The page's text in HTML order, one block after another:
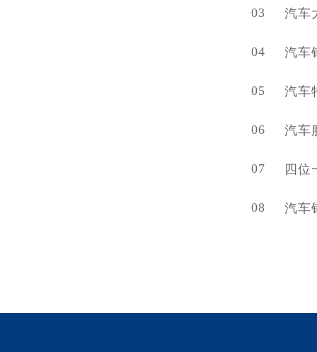
03 汽车
04 汽车
05 汽车
06 汽车
07 四位
08 汽车